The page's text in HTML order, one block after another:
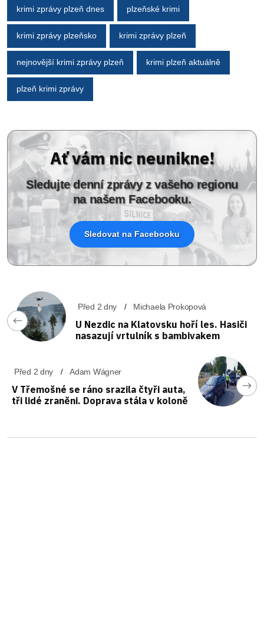
krimi zprávy plzeň dnes plzeňské krimi
krimi zprávy plzeňsko krimi zprávy plzeň
nejnovější krimi zprávy plzeň krimi plzeň aktuálně
plzeň krimi zprávy
Ať vám nic neunikne!
Sledujte denní zprávy z vašeho regionu
na našem Facebooku.
Sledovat na Facebooku
Před 2 dny Michaela Prokopová
U Nezdic na Klatovsku hoří les. Hasiči
nasazují vrtulník s bambivakem
Před 2 dny Adam Wágner
V Třemošné se ráno srazila čtyři auta,
tři lidé zraněni. Doprava stála v koloně